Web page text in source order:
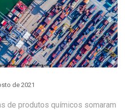
de 2021
de produtos químicos somaram